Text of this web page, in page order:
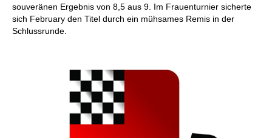
souveränen Ergebnis von 8,5 aus 9. Im Frauenturnier sicherte
sich February den Titel durch ein mühsames Remis in der
Schlussrunde.